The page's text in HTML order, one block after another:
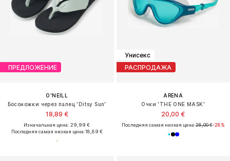
ПРЕДЛОЖЕНИЕ
O'NEILL
Босоножки через палец 'Ditsy Sun'
18,89 €
Изначальная цена: 29,99 €
Последняя самая низкая цена:18,89 €
Унисекс
РАСПРОДАЖА
ARENA
Очки 'THE ONE MASK'
20,00 €
Последняя самая низкая цена:28,00 €-28%